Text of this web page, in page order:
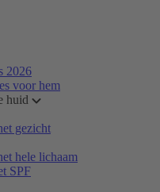
2026
voor hem
huid
gezicht
hele lichaam
SPF